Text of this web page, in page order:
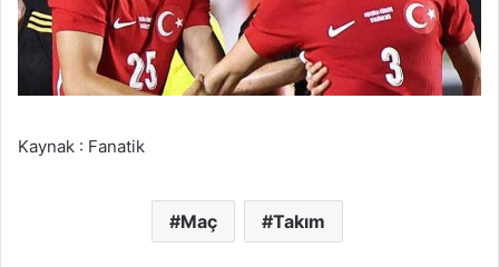
Kaynak : Fanatik
Maç Takım